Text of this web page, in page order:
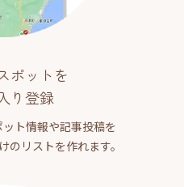
ポットを
り登録
ト情報や記事投稿を
のリストを作れます。